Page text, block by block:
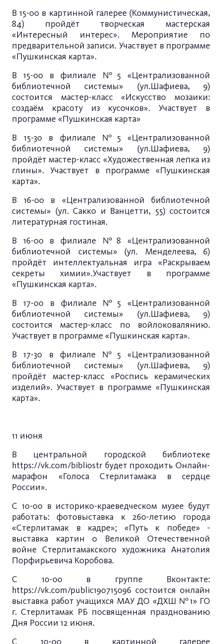
В 15-00 в картинной галерее (Коммунистическая,
84) пройдёт творческая мастерская
«Интересный интерес». Мероприятие по
предварительной записи. Участвует в программе
«Пушкинская карта».
В 15-00 в филиале №5 «Централизованной
библиотечной системы» (ул.Шафиева, 9)
состоится мастер-класс «Искусство мозаики:
создаём красоту из кусочков». Участвует в
программе «Пушкинская карта»
В 15-30 в филиале №5 «Централизованной
библиотечной системы» (ул.Шафиева, 9)
пройдёт мастер-класс «Художественная лепка из
глины». Участвует в программе «Пушкинская
карта».
В 16-00 в «Централизованной библиотечной
системы» (ул. Сакко и Ванцетти, 55) состоится
литературная гостиная.
В 16-00 в филиале №8 «Централизованной
библиотечной системы» (ул. Менделеева, 6)
пройдёт интеллектуальная игра «Раскрываем
секреты химии».Участвует в программе
«Пушкинская карта».
В 17-00 в филиале №5 «Централизованной
библиотечной системы» (ул.Шафиева, 9)
состоится мастер-класс по войлоковалянию.
Участвует в программе «Пушкинская карта».
В 17-30 в филиале №5 «Централизованной
библиотечной системы» (ул.Шафиева, 9)
пройдёт мастер-класс «Роспись керамических
изделий». Участвует в программе «Пушкинская
карта».
11 июня
В центральной городской библиотеке
https://vk.com/bibliostr будет проходить Онлайн-
марафон «Голоса Стерлитамака в сердце
России».
С 10-00 в историко-краеведческом музее будут
работать: фотовыставка к 260-летию города
«Стерлитамак в кадре»; «Путь к победе» -
выставка картин о Великой Отечественной
войне Стерлитамакского художника Анатолия
Порфирьевича Коробова.
С 10-00 в группе Вконтакте:
https://vk.com/public190715096 состоится онлайн
выставка работ учащихся МАУ ДО «ДХШ №1» ГО
г. Стерлитамак РБ посвященная празднованию
Дня России 12 июня.
С 10-00 в картинной галерее